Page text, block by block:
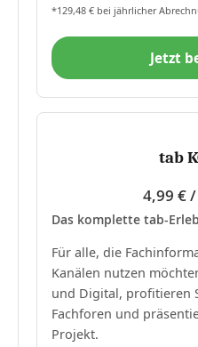
*129,48 € bei jährlicher
Jetzt
tab
4,99 €
Das komplette tab-
Für alle, die
Kanälen nutzen
und Digital, profitieren
Fachforen und
Projekt.